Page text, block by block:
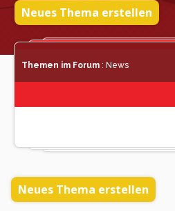
Neues Thema erstellen
Themen im Forum : News
Neues Thema erstellen